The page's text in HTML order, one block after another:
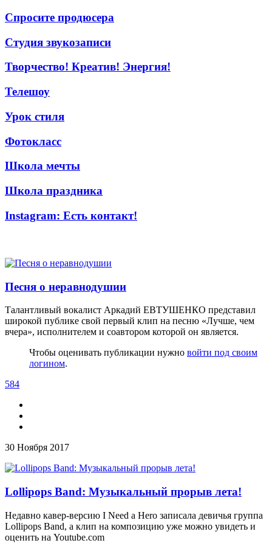
Спросите продюсера
Студия звукозаписи
Творчество! Креатив! Энергия!
Телешоу
Урок стиля
Фотокласс
Школа мечты
Школа праздника
Instagram: Есть контакт!
Песня о неравнодушии
Талантливый вокалист Аркадий ЕВТУШЕНКО представил
широкой публике свой первый клип на песню «Лучше, чем
вчера», исполнителем и соавтором которой он является.
Чтобы оценивать публикации нужно войти под своим
логином.
584
30 Ноября 2017
Lollipops Band: Музыкальный прорыв лета!
Недавно кавер-версию I Need a Hero записала девичья группа
Lollipops Band, а клип на композицию уже можно увидеть и
оценить на Youtube.com